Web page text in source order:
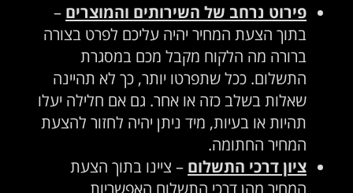
פירוט נרחב של השירותים והמוצרים –
בתוך הצעת המחיר יהיה עליכם לפרט בצורה
ברורה מה הלקוח מקבל מכם במסגרת
התשלום. ככל שתפרטו יותר, כך לא תהיינה
שאלות בשלב כזה או אחר. גם אם חלילה יעלו
תהיות או בעיות, מיד ניתן יהיה לחזור להצעת
המחיר החתומה.
ציון דרכי התשלום – ציינו בתוך הצעת
המחיר מהן דרכי התשלום האפשריות